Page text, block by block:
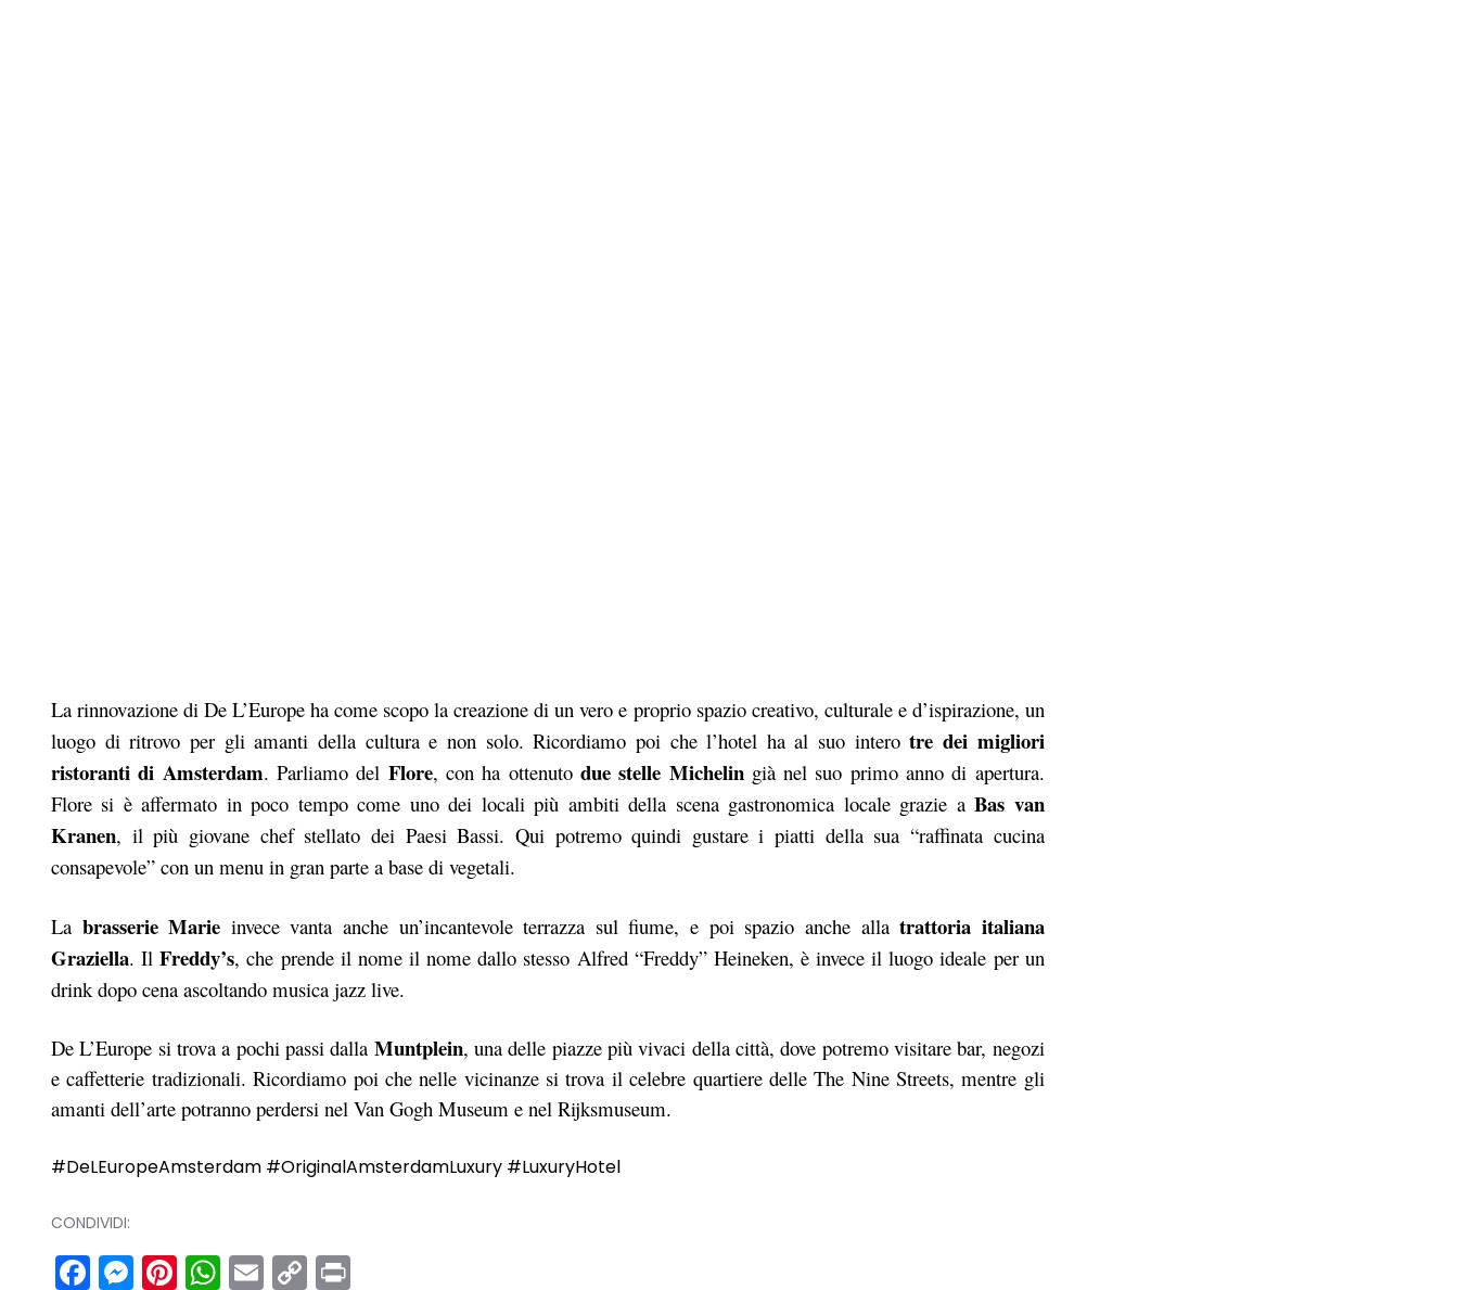
La rinnovazione di De L’Europe ha come scopo la creazione di un vero e proprio spazio creativo, culturale e d’ispirazione, un
luogo di ritrovo per gli amanti della cultura e non solo. Ricordiamo poi che l’hotel ha al suo interotre dei migliori
ristoranti di Amsterdam. Parliamo del Flore, con ha ottenuto due stelle Michelingià nel suo primo anno di apertura.
Flore si è affermato in poco tempo come uno dei locali più ambiti della scena gastronomica locale grazie aBas van
Kranen, il più giovane chef stellato dei Paesi Bassi. Qui potremo quindi gustare i piatti della sua “raffinata cucina
consapevole” con un menu in gran parte a base di vegetali.
La brasserie Marie invece vanta anche un’incantevole terrazza sul fiume, e poi spazio anche allatrattoria italiana
Graziella. IlFreddy’s, che prende il nome il nome dallo stesso Alfred “Freddy” Heineken, è invece il luogo ideale per un
drink dopo cena ascoltando musica jazz live.
De L’Europe si trova a pochi passi dalla Muntplein, una delle piazze più vivaci della città, dove potremo visitare bar, negozi
e caffetterie tradizionali. Ricordiamo poi che nelle vicinanze si trova il celebre quartiere delle The Nine Streets, mentre gli
amanti dell’arte potranno perdersi nel Van Gogh Museum e nel Rijksmuseum.
#DeLEuropeAmsterdam #OriginalAmsterdamLuxury #LuxuryHotel
CONDIVIDI:
Facebook
Messenger
Pinterest
WhatsApp
Email
Copy